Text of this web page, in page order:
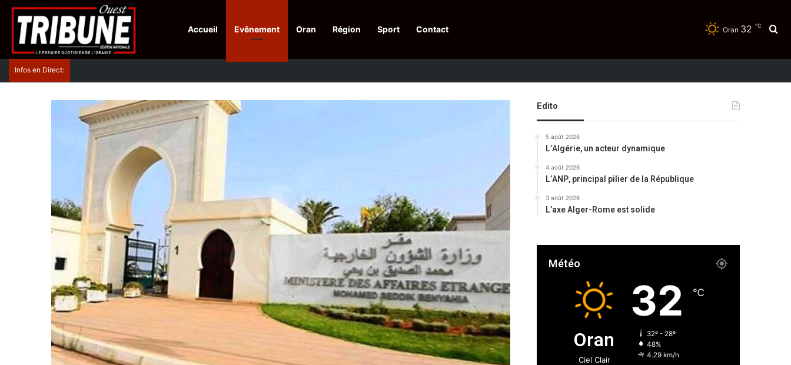
Accueil Evênement Oran Région Sport Contact Oran 32 ℃
Infos en Direct:
Edito
5 août 2026
L’Algérie, un acteur dynamique
4 août 2026
L’ANP, principal pilier de la République
3 août 2026
L’axe Alger-Rome est solide
Météo
Oran
Ciel Clair
32 ℃
32º - 28º
48%
4.29 km/h